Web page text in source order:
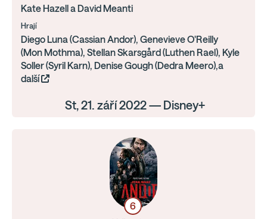
Kate Hazell a David Meanti
Hrají
Diego Luna (Cassian Andor), Genevieve O'Reilly
(Mon Mothma), Stellan Skarsgård (Luthen Rael), Kyle
Soller (Syril Karn), Denise Gough (Dedra Meero),a
další
St, 21. září 2022 — Disney+
6